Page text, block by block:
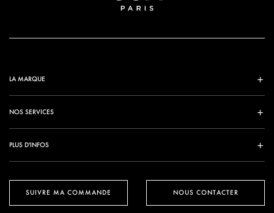
SUIVRE MA COMMANDE
LA MARQUE
NOS SERVICES
PLUS D'INFOS
NOUS CONTACTER